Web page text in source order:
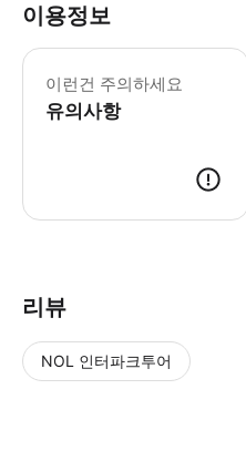
이용정보
이런건 주의하세요
유의사항
리뷰
NOL 인터파크투어